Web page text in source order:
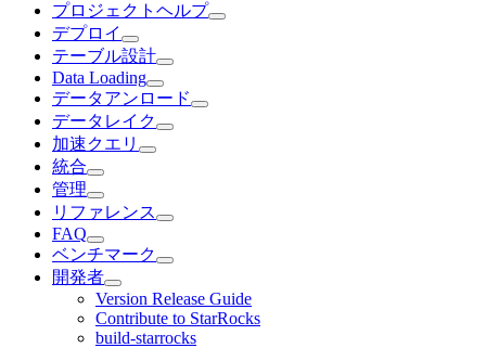
プロジェクトヘルプ
デプロイ
テーブル設計
Data Loading
データアンロード
データレイク
加速クエリ
統合
管理
リファレンス
FAQ
ベンチマーク
開発者
Version Release Guide
Contribute to StarRocks
build-starrocks